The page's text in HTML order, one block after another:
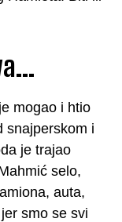
mogao i htio
snajperskom i
je trajao
selo,
auta,
smo se svi